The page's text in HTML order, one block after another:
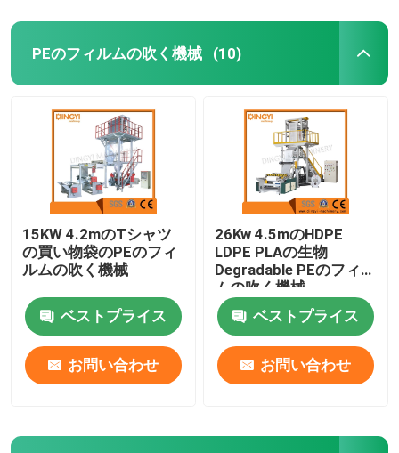
PEのフィルムの吹く機械 (10)
15KW 4.2mのTシャツ
の買い物袋のPEのフィ
ルムの吹く機械
ベストプライス
お問い合わせ
26Kw 4.5mのHDPE
LDPE PLAの生物
Degradable PEのフィル
ムの吹く機械
ベストプライス
お問い合わせ